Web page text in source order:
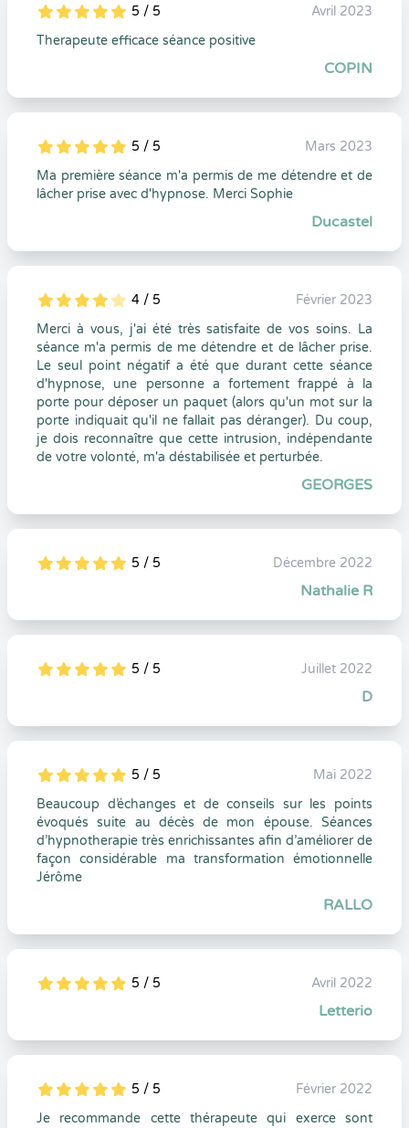
5
1
5
0 5 / 5
Avril 2023
Therapeute efficace séance positive
COPIN
5
1
5
0 5 / 5
Mars 2023
Ma première séance m'a permis de me détendre et de
lâcher prise avec d'hypnose. Merci Sophie
Ducastel
5
1
4
0 4 / 5
Février 2023
Merci à vous, j'ai été très satisfaite de vos soins. La
séance m'a permis de me détendre et de lâcher prise.
Le seul point négatif a été que durant cette séance
d'hypnose, une personne a fortement frappé à la
porte pour déposer un paquet (alors qu'un mot sur la
porte indiquait qu'il ne fallait pas déranger). Du coup,
je dois reconnaître que cette intrusion, indépendante
de votre volonté, m'a déstabilisée et perturbée.
GEORGES
5
1
5
0 5 / 5 Décembre 2022
Nathalie R
5
1
5
0 5 / 5 Juillet 2022
D
5
1
5
0 5 / 5
Mai 2022
Beaucoup d’échanges et de conseils sur les points
évoqués suite au décès de mon épouse. Séances
d’hypnotherapie très enrichissantes afin d’améliorer de
façon considérable ma transformation émotionnelle
Jérôme
RALLO
5
1
5
0 5 / 5 Avril 2022
Letterio
5
1
5
0 5 / 5
Février 2022
Je recommande cette thérapeute qui exerce sont